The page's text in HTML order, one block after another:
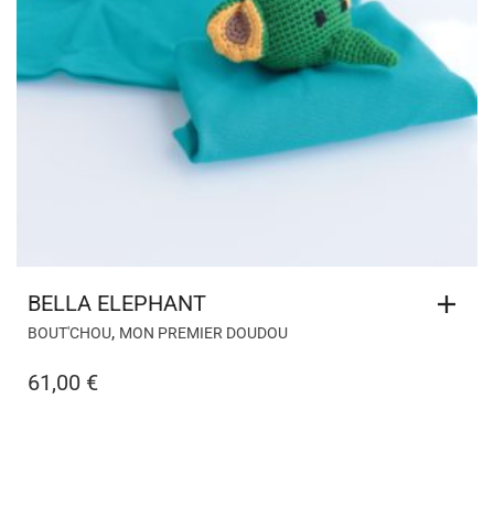
BELLA ELEPHANT
BOUT'CHOU, MON PREMIER DOUDOU
61,00 €